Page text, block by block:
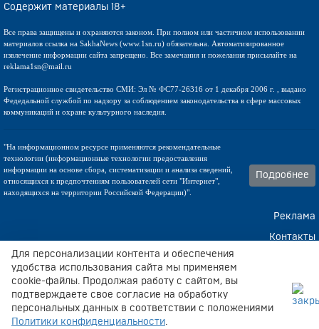
Содержит материалы 18+
Все права защищены и охраняются законом. При полном или частичном использовании
материалов ссылка на SakhaNews (www.1sn.ru) обязательна. Автоматизированное
извлечение информации сайта запрещено. Все замечания и пожелания присылайте на
reklama1sn@mail.ru
Регистрационное свидетельство СМИ: Эл № ФС77-26316 от 1 декабря 2006 г. , выдано
Федедальной службой по надзору за соблюдением законодательства в сфере массовых
коммуникаций и охране культурного наследия.
"На информационном ресурсе применяются рекомендательные
технологии (информационные технологии предоставления
информации на основе сбора, систематизации и анализа сведений,
относящихся к предпочтениям пользователей сети "Интернет",
находящихся на территории Российской Федерации)".
Подробнее
Реклама
Контакты
Техническа поддержка
В блокетаусонсобраны календарь и счёт.
Для персонализации контента и обеспечения
удобства использования сайта мы применяем
cookie-файлы. Продолжая работу с сайтом, вы
подтверждаете свое согласие на обработку
персональных данных в соответствии с положениями
Политики конфиденциальности.